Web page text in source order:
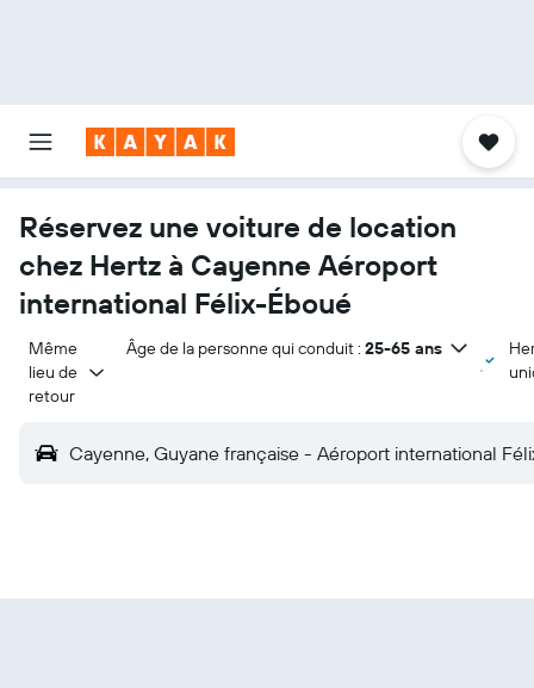
Réservez une voiture de location
chez Hertz à Cayenne Aéroport
international Félix-Éboué
Même
lieu de
retour
Âge de la personne qui conduit : 25-65 ans
Cayenne, Guyane française - Aéroport international